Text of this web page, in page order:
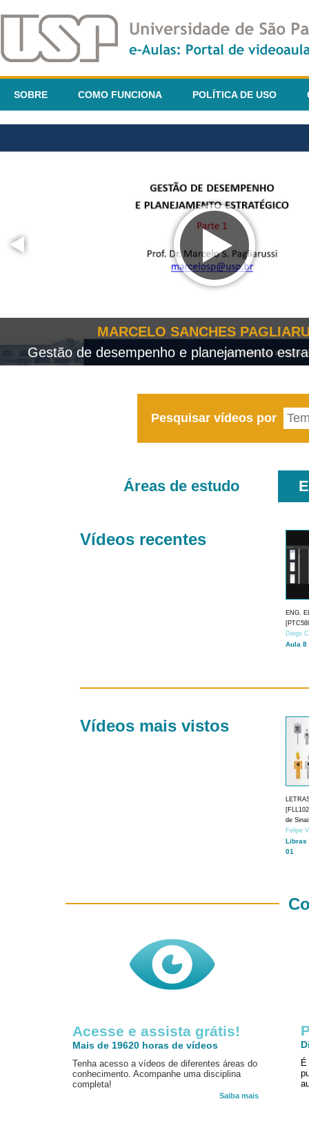
SOBRE COMO FUNCIONA POLÍTICA DE USO
MARCELO SANCHES
Gestão de desempenho e planejamento
Pesquisar vídeos por
Áreas de estudo
Vídeos recentes
ENG.
Diego
Aula 8
Vídeos mais vistos
de
Felipe
Libras
01
Acesse e assista grátis!
Mais de 19620 horas de vídeos
Tenha acesso a vídeos de diferentes áreas do
conhecimento. Acompanhe uma disciplina
completa!
Saiba mais